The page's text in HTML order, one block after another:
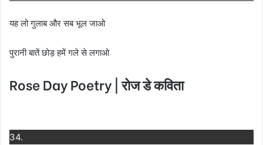
यह लो गुलाब और सब भूल जाओ
पुरानी बातें छोड़ हमें गले से लगाओ
Rose Day Poetry | रोज डे कविता
34.